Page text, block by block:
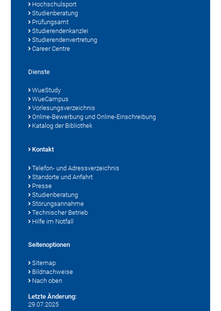
Hochschulsport
Studienberatung
Prüfungsamt
Studierendenkanzlei
Studierendenvertretung
Career Centre
Dienste
WueStudy
WueCampus
Vorlesungsverzeichnis
Online-Bewerbung und Online-Einschreibung
Katalog der Bibliothek
Kontakt
Telefon- und Adressverzeichnis
Standorte und Anfahrt
Presse
Studienberatung
Störungsannahme
Technischer Betrieb
Hilfe im Notfall
Seitenoptionen
Sitemap
Bildnachweise
Nach oben
Letzte Änderung:
29.07.2025